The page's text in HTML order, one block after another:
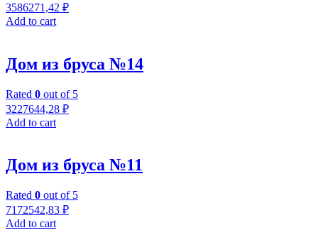
3586271,42 ₽
Add to cart
Дом из бруса №14
Rated 0 out of 5
3227644,28 ₽
Add to cart
Дом из бруса №11
Rated 0 out of 5
7172542,83 ₽
Add to cart